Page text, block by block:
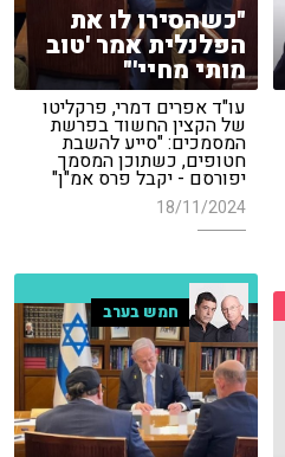
"כשהסירו לו את
הפלנלית אמר 'טוב
מותי מחיי'"
עו"ד אפרים דמרי, פרקליטו
של הקצין החשוד בפרשת
המסמכים: "סייע להשבת
חטופים, כשתוכן המסמך
יפורסם - יקבל פרס אמ"ן"
18/11/2024
חמש בערב